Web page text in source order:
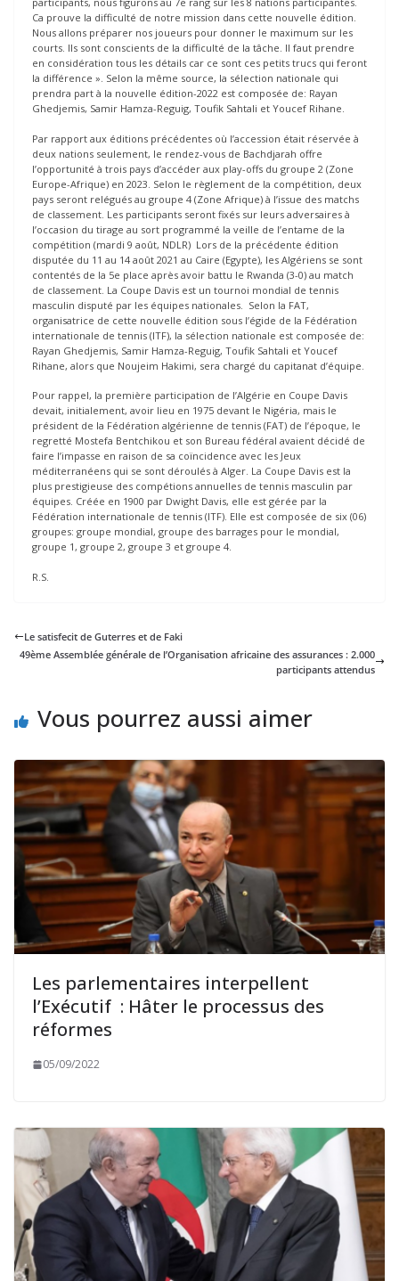
Ca prouve la difficulté de notre mission dans cette nouvelle édition.
Nous allons préparer nos joueurs pour donner le maximum sur les
courts. Ils sont conscients de la difficulté de la tâche. Il faut prendre
en considération tous les détails car ce sont ces petits trucs qui feront
la différence ». Selon la même source, la sélection nationale qui
prendra part à la nouvelle édition-2022 est composée de: Rayan
Ghedjemis, Samir Hamza-Reguig, Toufik Sahtali et Youcef Rihane.
Par rapport aux éditions précédentes où l’accession était réservée à
deux nations seulement, le rendez-vous de Bachdjarah offre
l’opportunité à trois pays d’accéder aux play-offs du groupe 2 (Zone
Europe-Afrique) en 2023. Selon le règlement de la compétition, deux
pays seront relégués au groupe 4 (Zone Afrique) à l’issue des matchs
de classement. Les participants seront fixés sur leurs adversaires à
l’occasion du tirage au sort programmé la veille de l’entame de la
compétition (mardi 9 août, NDLR) Lors de la précédente édition
disputée du 11 au 14 août 2021 au Caire (Egypte), les Algériens se sont
contentés de la 5e place après avoir battu le Rwanda (3-0) au match
de classement. La Coupe Davis est un tournoi mondial de tennis
masculin disputé par les équipes nationales. Selon la FAT,
organisatrice de cette nouvelle édition sous l’égide de la Fédération
internationale de tennis (ITF), la sélection nationale est composée de:
Rayan Ghedjemis, Samir Hamza-Reguig, Toufik Sahtali et Youcef
Rihane, alors que Noujeim Hakimi, sera chargé du capitanat d’équipe.
Pour rappel, la première participation de l’Algérie en Coupe Davis
devait, initialement, avoir lieu en 1975 devant le Nigéria, mais le
président de la Fédération algérienne de tennis (FAT) de l’époque, le
regretté Mostefa Bentchikou et son Bureau fédéral avaient décidé de
faire l’impasse en raison de sa coïncidence avec les Jeux
méditerranéens qui se sont déroulés à Alger. La Coupe Davis est la
plus prestigieuse des compétions annuelles de tennis masculin par
équipes. Créée en 1900 par Dwight Davis, elle est gérée par la
Fédération internationale de tennis (ITF). Elle est composée de six (06)
groupes: groupe mondial, groupe des barrages pour le mondial,
groupe 1, groupe 2, groupe 3 et groupe 4.
R.S.
Le satisfecit de Guterres et de Faki
49ème Assemblée générale de l’Organisation africaine des assurances : 2.000
participants attendus
Vous pourrez aussi aimer
Les parlementaires interpellent
l’Exécutif : Hâter le processus des
réformes
05/09/2022